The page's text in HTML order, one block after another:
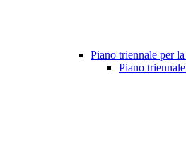
Piano triennale per
Piano